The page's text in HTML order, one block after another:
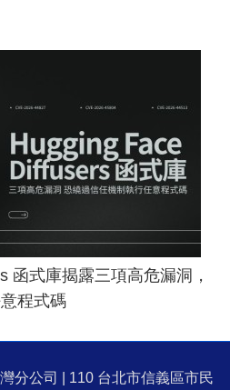
函式庫揭露三項高危漏洞，
程式碼
分公司 | 110 台北市信義區市民